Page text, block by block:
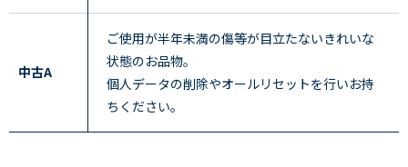
中古A
ご使用が半年未満の傷等が目立たないきれいな
状態のお品物。
個人データの削除やオールリセットを行いお持
ちください。